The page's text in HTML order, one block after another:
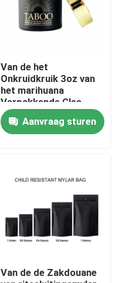
Van de het
Onkruidkruik 3oz van
het marihuana
Verpakkende Glas
Zwarte Achtste de
Bloemkruik
Aanvraag sturen
Van de de Zakdouane